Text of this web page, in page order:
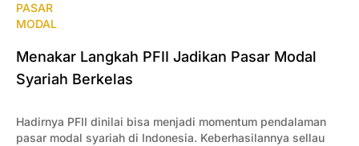
PASAR
MODAL
Menakar Langkah PFII Jadikan Pasar Modal
Syariah Berkelas
Hadirnya PFII dinilai bisa menjadi momentum pendalaman
pasar modal syariah di Indonesia. Keberhasilannya sellau